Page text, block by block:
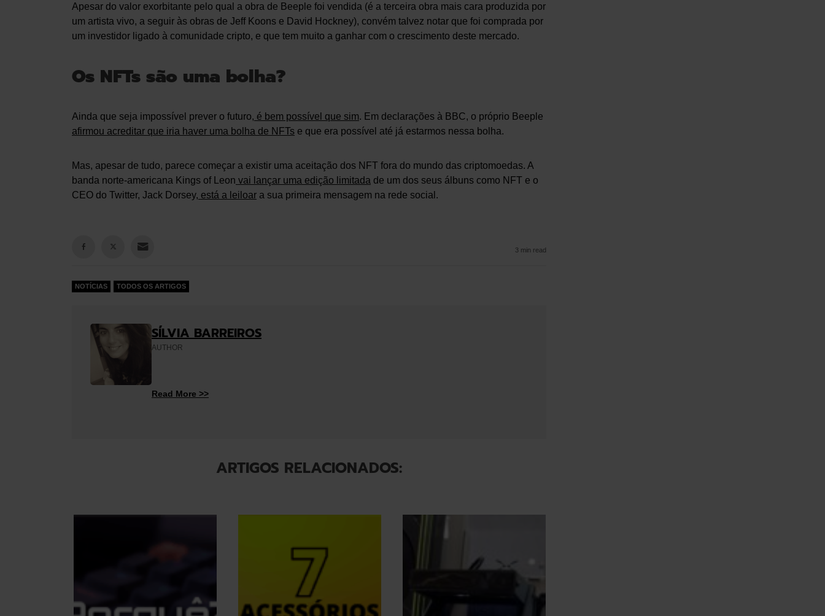
Apesar do valor exorbitante pelo qual a obra de Beeple foi vendida (é a terceira obra mais cara produzida por
um artista vivo, a seguir às obras de Jeff Koons e David Hockney), convém talvez notar que foi comprada por
um investidor ligado à comunidade cripto, e que tem muito a ganhar com o crescimento deste mercado.
Os NFTs são uma bolha?
Ainda que seja impossível prever o futuro, é bem possível que sim. Em declarações à BBC, o próprio Beeple
afirmou acreditar que iria haver uma bolha de NFTs e que era possível até já estarmos nessa bolha.
Mas, apesar de tudo, parece começar a existir uma aceitação dos NFT fora do mundo das criptomoedas. A
banda norte-americana Kings of Leon vai lançar uma edição limitada de um dos seus álbuns como NFT e o
CEO do Twitter, Jack Dorsey, está a leiloar a sua primeira mensagem na rede social.
3 min read
NOTÍCIAS TODOS OS ARTIGOS
SÍLVIA BARREIROS
AUTHOR
Read More >>
ARTIGOS RELACIONADOS: